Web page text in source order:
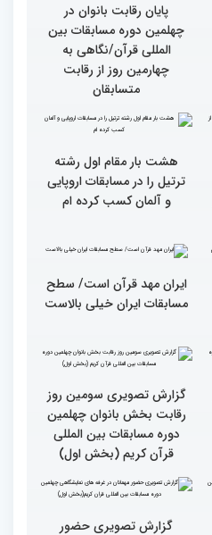
سومین محفل انس با قرآن
ویژه بانوان در آستان مقدس
امامزاده حسن (ع) برگزار
شد
پایان رقابت بانوان در
المللی قرآن/نگاهی به
متسابقان
هشت بار مقام اول رشته
و آلمان کسب کرده ام
ایران مهد قرآن است/ سطح
مسابقات ایران خیلی بالاست